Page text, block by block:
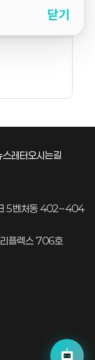
스레터오시는길
5벤처동 402~404
플렉스 706호
닫기